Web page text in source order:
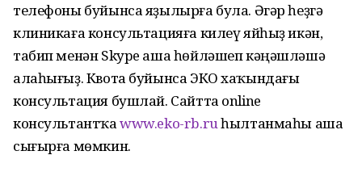
телефоны буйынса яҙылырға була. Әгәр һеҙгә
клиникаға консультацияға килеү яйһыҙ икән,
табип менән Skype аша һөйләшеп кәңәшләшә
алаһығыҙ. Квота буйынса ЭКО хаҡындағы
консультация бушлай. Сайтта оnline
консультантҡаwww.eko-rb.ruһылтанмаһы аша
сығырға мөмкин.